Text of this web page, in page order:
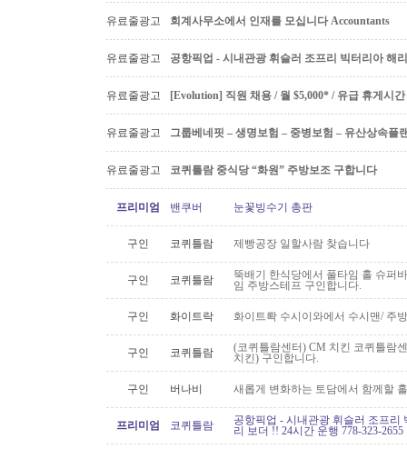
유료줄광고 회계사무소에서 인재를 모십니다 Accountants
유료줄광고 공항픽업 - 시내관광 휘슬러 조프리 빅터리아 해
유료줄광고 [Evolution] 직원 채용 / 월 $5,000* / 유급 휴게시
유료줄광고 그룹베네핏 – 생명보험 – 중병보험 – 유산상속플
유료줄광고 코퀴틀람 중식당 “화원” 주방보조 구합니다
프리미엄 밴쿠버 눈꽃빙수기 총판
구인 코퀴틀람 제빵공장 일할사람 찾습니다
구인 코퀴틀람
뚝배기 한식당에서 풀타임 홀 슈퍼
임 주방스테프 구인합니다.
구인 화이트락 화이트롹 수시이와에서 수시맨/ 주
구인 코퀴틀람
(코퀴틀람센터) CM 치킨 코퀴틀람
치킨) 구인합니다.
구인 버나비 새롭게 변화하는 토담에서 함께할
프리미엄 코퀴틀람
공항픽업 - 시내관광 휘슬러 조프
리 보더 !! 24시간 운행 778-323-2655